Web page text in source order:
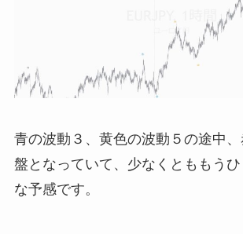
青の波動３、黄色の波動５の途中
盤となっていて、少なくとももうひ
な予感です。